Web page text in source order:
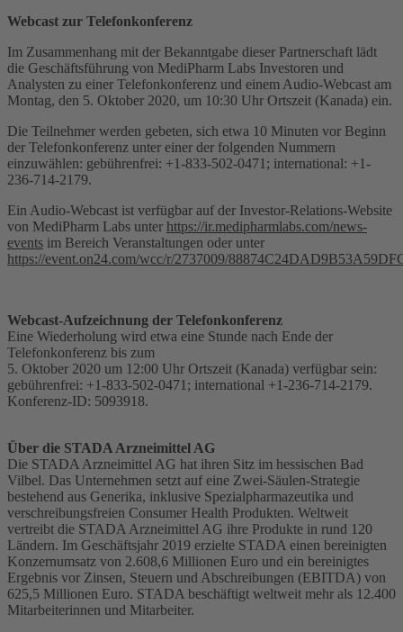
Webcast zur Telefonkonferenz
Im Zusammenhang mit der Bekanntgabe dieser Partnerschaft lädt
die Geschäftsführung von MediPharm Labs Investoren und
Analysten zu einer Telefonkonferenz und einem Audio-Webcast am
Montag, den 5. Oktober 2020, um 10:30 Uhr Ortszeit (Kanada) ein.
Die Teilnehmer werden gebeten, sich etwa 10 Minuten vor Beginn
der Telefonkonferenz unter einer der folgenden Nummern
einzuwählen: gebührenfrei: +1-833-502-0471; international: +1-
236-714-2179.
Ein Audio-Webcast ist verfügbar auf der Investor-Relations-Website
von MediPharm Labs unter https://ir.medipharmlabs.com/news-
events im Bereich Veranstaltungen oder unter
https://event.on24.com/wcc/r/2737009/
Webcast-Aufzeichnung der Telefonkonferenz
Eine Wiederholung wird etwa eine Stunde nach Ende der
Telefonkonferenz bis zum
5. Oktober 2020 um 12:00 Uhr Ortszeit (Kanada) verfügbar sein:
gebührenfrei: +1-833-502-0471; international +1-236-714-2179.
Konferenz-ID: 5093918.
Über die STADA Arzneimittel AG
Die STADA Arzneimittel AG hat ihren Sitz im hessischen Bad
Vilbel. Das Unternehmen setzt auf eine Zwei-Säulen-Strategie
bestehend aus Generika, inklusive Spezialpharmazeutika und
verschreibungsfreien Consumer Health Produkten. Weltweit
vertreibt die STADA Arzneimittel AG ihre Produkte in rund 120
Ländern. Im Geschäftsjahr 2019 erzielte STADA einen bereinigten
Konzernumsatz von 2.608,6 Millionen Euro und ein bereinigtes
Ergebnis vor Zinsen, Steuern und Abschreibungen (EBITDA) von
625,5 Millionen Euro. STADA beschäftigt weltweit mehr als 12.400
Mitarbeiterinnen und Mitarbeiter.